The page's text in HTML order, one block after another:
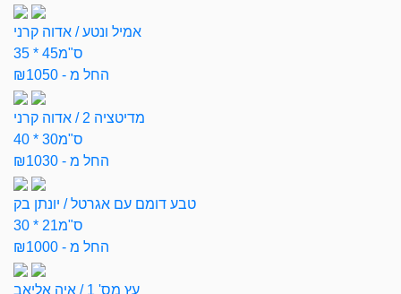
אמיל ונטע / אדוה קרני
35 * 45ס"מ
החל מ - ₪1050
מדיטציה 2 / אדוה קרני
40 * 30ס"מ
החל מ - ₪1030
טבע דומם עם אגרטל / יונתן בק
30 * 21ס"מ
החל מ - ₪1000
עץ מס' 1 / איה אליאב